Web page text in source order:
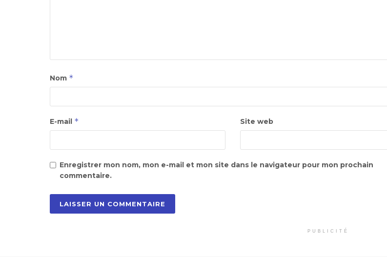
Nom *
E-mail * Site web
Enregistrer mon nom, mon e-mail et mon site dans le navigateur pour mon prochain
commentaire.
PUBLICITÉ